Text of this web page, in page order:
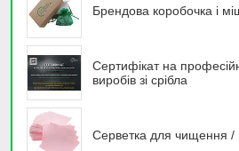
Брендова коробочка і
Сертифікат на
виробів зі срібла
Серветка для чищення /